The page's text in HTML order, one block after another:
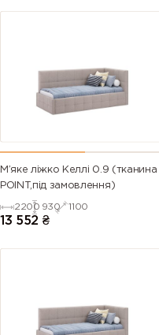
М’яке ліжко Келлі 0.9 (тканина
POINT,під замовлення)
2200 930 1100
13 552 ₴